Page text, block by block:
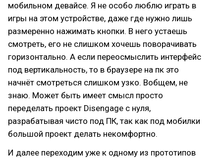
мобильном девайсе. Я не особо люблю играть в
игры на этом устройстве, даже где нужно лишь
размеренно нажимать кнопки. В него устаешь
смотреть, его не слишком хочешь поворачивать
горизонтально. А если переосмыслить интерфейс
под вертикальность, то в браузере на пк это
начнёт смотреться слишком узко. Вобщем, не
знаю. Может быть имеет смысл просто
переделать проект Disengage с нуля,
разрабатывая чисто под ПК, так как под мобилки
большой проект делать некомфортно.
И далее переходим уже к одному из прототипов